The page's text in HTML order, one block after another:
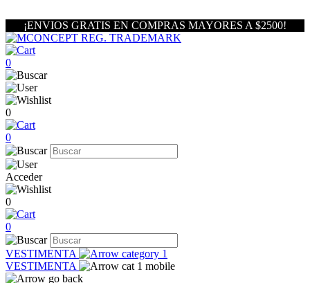
¡ENVIOS GRATIS EN COMPRAS MAYORES A $2500!
0
0
0
Acceder
0
0
VESTIMENTA
VESTIMENTA